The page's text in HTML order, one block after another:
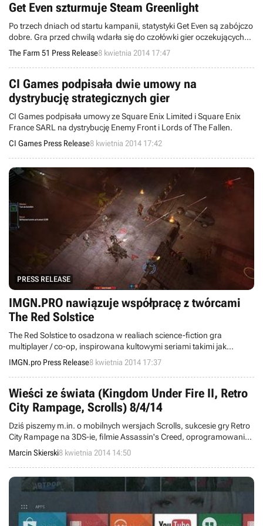
Get Even szturmuje Steam Greenlight
Po trzech dniach od startu kampanii, statystyki Get Even są zabójczo
dobre. Gra przed chwilą wdarła się do czołówki gier oczekujących
na „zielone światło” (19 miejsce).
The Farm 51 Press Release8 kwietnia 2014 17:47
CI Games podpisała dwie umowy na
dystrybucję strategicznych gier
CI Games podpisała umowy ze Square Enix Limited i Square Enix
France SARL na dystrybucję Enemy Front i Lords of The Fallen.
CI Games Press Release8 kwietnia 2014 17:42
PRESS RELEASE
IMGN.PRO nawiązuje współpracę z twórcami
The Red Solstice
The Red Solstice to osadzona w realiach science-fiction gra
multiplayer / co-op, inspirowana kultowymi seriami takimi jak
StarCraft oraz Dawn of War.
IMGN.pro Press Release8 kwietnia 2014 17:37
Wieści ze świata (Kingdom Under Fire II, Retro
City Rampage, Scrolls) 8/4/14
Dziś piszemy m.in. o mobilnych wersjach Scrolls, sukcesie gry Retro
City Rampage na 3DS-ie, filmie Assassin's Creed, oprogramowaniu
GeForce Experience 2.0, a także o grafice w Kingdom Under Fire II.
Witamy w wieściach ze świata - codziennej porcji krótkich
wiadomości.
Marcin Skierski8 kwietnia 2014 14:50